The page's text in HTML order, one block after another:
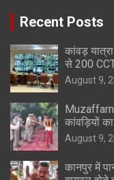
Recent Posts
कांवड़
से 200
August 9,
कांवड़ियों
August 9,
कानपुर में